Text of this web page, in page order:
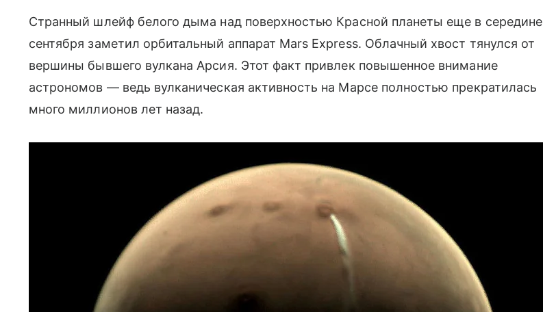
Странный шлейф белого дыма над поверхностью Красной планеты еще в середине
сентября заметил орбитальный аппарат Mars Express. Облачный хвост тянулся от
вершины бывшего вулкана Арсия. Этот факт привлек повышенное внимание
астрономов — ведь вулканическая активность на Марсе полностью прекратилась
много миллионов лет назад.